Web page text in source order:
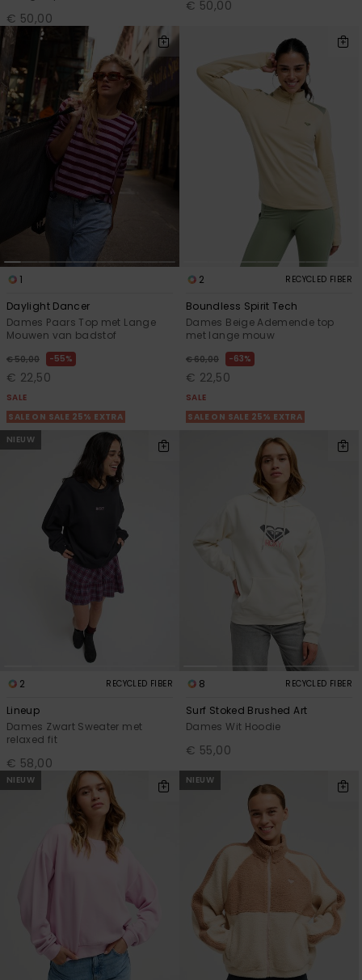
€ 50,00
€ 50,00
1
Daylight Dancer
Dames Paars Top met Lange
Mouwen van badstof
€ 50,00 55%
€ 22,50
SALE
SALE ON SALE 25% EXTRA
2 RECYCLED FIBER
Boundless Spirit Tech
Dames Beige Ademende top
met lange mouw
€ 60,00 63%
€ 22,50
SALE
SALE ON SALE 25% EXTRA
NIEUW
2 RECYCLED FIBER
Lineup
Dames Zwart Sweater met
relaxed fit
€ 58,00
8 RECYCLED FIBER
Surf Stoked Brushed Art
Dames Wit Hoodie
€ 55,00
NIEUW NIEUW